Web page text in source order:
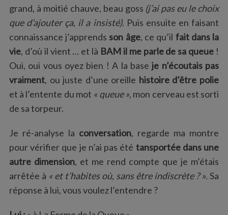
grand, à moitié chauve, beau goss (j’ai pas eu le choix
que d’ajouter ça, il a insisté). Puis ensuite en faisant
connaissance j’apprends son âge, ce qu’il fait dans la
vie, d’où il vient … et là BAM il me parle de sa queue !
Oui, oui vous oyez bien ! A la baseje n’écoutais pas
vraiment, ou juste d’une oreille histoire d’être polie
et à l’entente du mot « queue », mon cerveau est sorti
de sa torpeur.
Je ré-analyse la conversation, regarde ma montre
pour vérifier que je n’ai pas été tansportée dans une
autre dimension, et me rend compte que je m’étais
arrêtée à « et t’habites où, sans être indiscrète ? ». Sa
réponse à lui, vous voulez l’entendre ?